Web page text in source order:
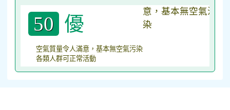
50 優
空氣質量令人滿意，基本無空氣污染
各類人群可正常活動